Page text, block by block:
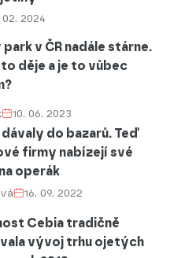
02. 2024
v ČR nadále stárne.
děje a je to vůbec
10. 06. 2023
do bazarů. Teď
firmy nabízejí své
operák
16. 09. 2022
Cebia tradičně
vývoj trhu ojetých